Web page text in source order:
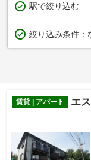
駅で絞り込む
絞り込み条件：
賃貸 | アパート エ